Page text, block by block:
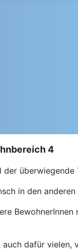
4
in den
dafür